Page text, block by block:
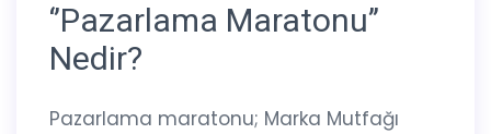
‘’Pazarlama Maratonu’’
Nedir?
Pazarlama maratonu; Marka Mutfağı